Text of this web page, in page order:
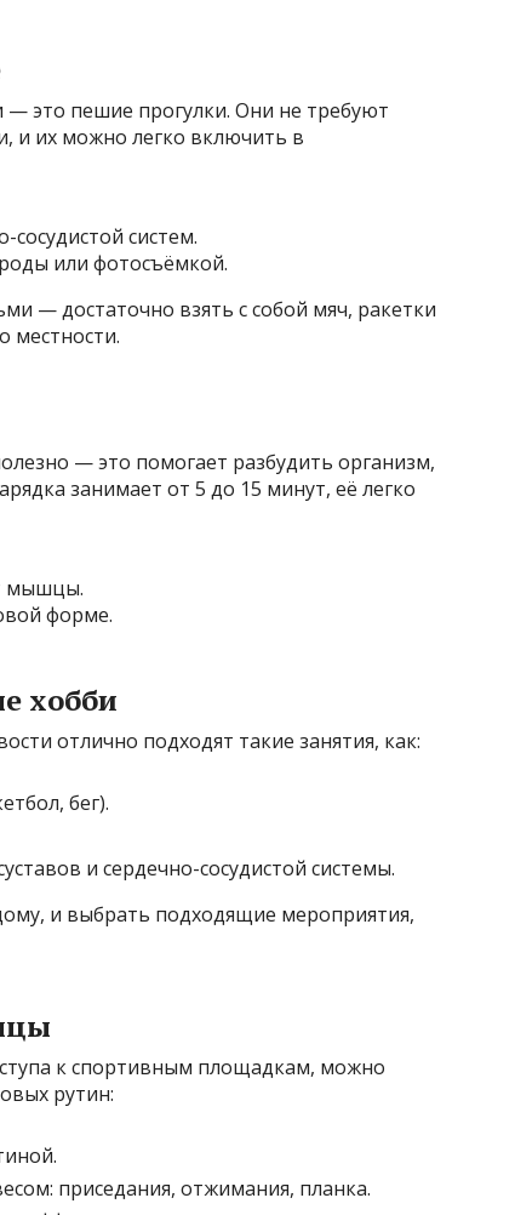
это пешие прогулки. Они не требуют
и их можно легко включить в
систем.
или фотосъёмкой.
— достаточно взять с собой мяч, ракетки
местности.
— это помогает разбудить организм,
занимает от 5 до 15 минут, её легко
мышцы.
форме.
хобби
отлично подходят такие занятия, как:
бег).
и сердечно-сосудистой системы.
и выбрать подходящие мероприятия,
к спортивным площадкам, можно
рутин:
приседания, отжимания, планка.